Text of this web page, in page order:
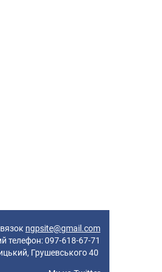
ngpsite@gmail.com
097-618-67-71
Грушевського 40